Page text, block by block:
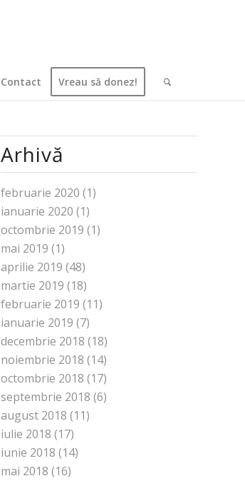
Contact Vreau să donez!
Arhivă
februarie 2020 (1)
ianuarie 2020 (1)
octombrie 2019 (1)
mai 2019 (1)
aprilie 2019 (48)
martie 2019 (18)
februarie 2019 (11)
ianuarie 2019 (7)
decembrie 2018 (18)
noiembrie 2018 (14)
octombrie 2018 (17)
septembrie 2018 (6)
august 2018 (11)
iulie 2018 (17)
iunie 2018 (14)
mai 2018 (16)